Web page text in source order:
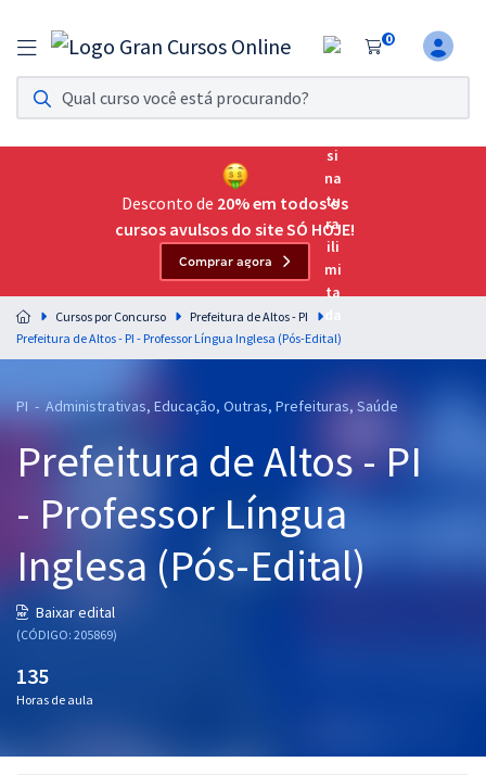
0
Assinatura Ilimitada 11
Acesso a todos os cursos. Teste grátis por 7 dias!
Assinatura OAB Até Passar
Acesso ilimitado a toda preparação para o Exame da
Residências Multiprofissionais
Preparação completa e intensiva para as principais
residências em saúde do Brasil
Cursos 20% OFF
Graduação
OAB
Conteúdo gratuito
Desconto de 20% em todos os
cursos avulsos do site SÓ HOJE!
Comprar agora
Cursos por Concurso
Prefeitura de Altos - PI
Prefeitura de Altos - PI - Professor Língua Inglesa (Pós-Edital)
PI - Administrativas, Educação, Outras, Prefeituras, Saúde
Prefeitura de Altos - PI
- Professor Língua
Inglesa (Pós-Edital)
Baixar edital
(CÓDIGO: 205869)
135
Horas de aula